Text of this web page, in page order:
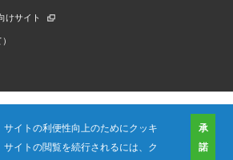
イトの利便性向上のためにクッキ
イトの閲覧を続行されるには、ク
承
諾
けサイト
イバシーポリシー
プレスリリース（プロダクト)